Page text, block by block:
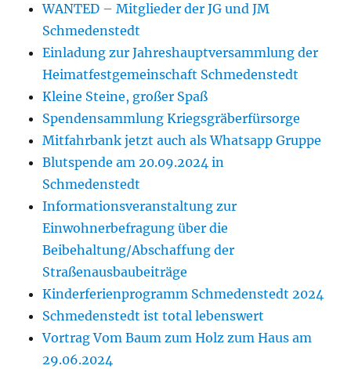
WANTED – Mitglieder der JG und JM
Schmedenstedt
Einladung zur Jahreshauptversammlung der
Heimatfestgemeinschaft Schmedenstedt
Kleine Steine, großer Spaß
Spendensammlung Kriegsgräberfürsorge
Mitfahrbank jetzt auch als Whatsapp Gruppe
Blutspende am 20.09.2024 in
Schmedenstedt
Informationsveranstaltung zur
Einwohnerbefragung über die
Beibehaltung/Abschaffung der
Straßenausbaubeiträge
Kinderferienprogramm Schmedenstedt 2024
Schmedenstedt ist total lebenswert
Vortrag Vom Baum zum Holz zum Haus am
29.06.2024